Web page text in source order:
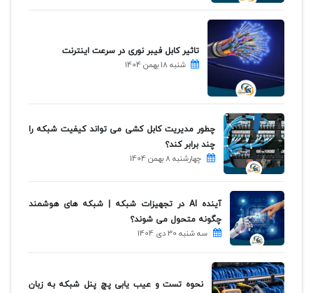
تاثیر کابل فیبر نوری در سرعت اینترنت
شنبه 18 بهمن 1404
چطور مدیریت کابل کشی می تواند کیفیت شبکه را
چند برابر کند؟
چهارشنبه 8 بهمن 1404
آینده AI در تجهیزات شبکه | شبکه های هوشمند
چگونه متحول می شوند؟
سه شنبه 30 دی 1404
نحوه تست و عیب یابی پچ پنل شبکه به زبان